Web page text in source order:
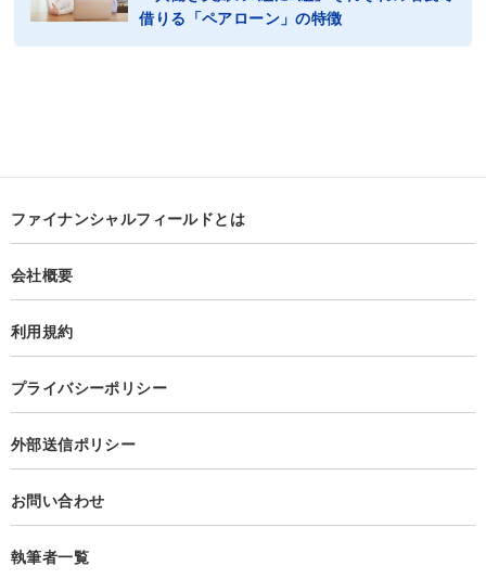
借りる「ペアローン」の特徴
ファイナンシャルフィールドとは
会社概要
利用規約
プライバシーポリシー
外部送信ポリシー
お問い合わせ
執筆者一覧